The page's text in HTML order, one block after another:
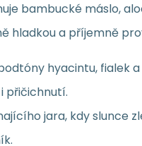
bambucké máslo,
hladkou a příjemně
hyacintu, fialek
přičichnutí.
jara, kdy slunce